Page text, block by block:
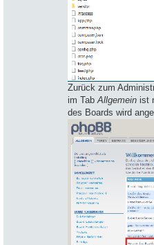
Zurück zum
im Tab Allgemein ist
des Boards wird